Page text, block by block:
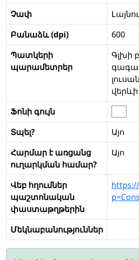
Չափ
Բանաձև (dpi)
600
Պատկերի
պարամետրեր
Գլխի
վերևի
Ֆոնի գույն
Տպել?
Այո
Հարմար է առցանց
ուղարկման համար?
Այո
Վեբ հղումներ
պաշտոնական
փաստաթղթերին
Մեկնաբանություններ